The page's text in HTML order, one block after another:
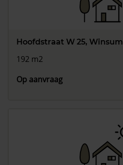
Hoofdstraat W 25, Winsum
192 m2
Op aanvraag